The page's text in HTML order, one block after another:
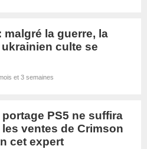
malgré la guerre, la
culte se
et 3 semaines
PS5 ne suffira
ventes de Crimson
cet expert